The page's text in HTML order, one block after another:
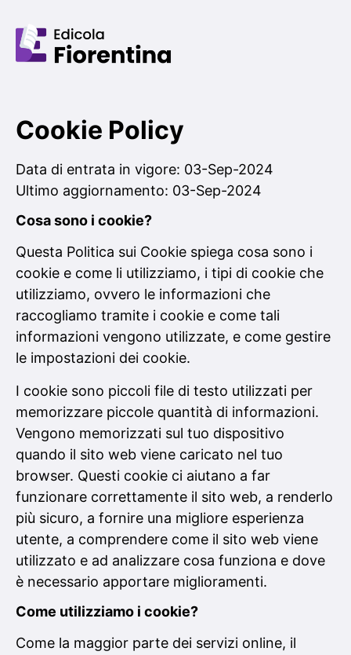
Cookie Policy
Data di entrata in vigore: 03-Sep-2024
Ultimo aggiornamento: 03-Sep-2024
Cosa sono i cookie?
Questa Politica sui Cookie spiega cosa sono i
cookie e come li utilizziamo, i tipi di cookie che
utilizziamo, ovvero le informazioni che
raccogliamo tramite i cookie e come tali
informazioni vengono utilizzate, e come gestire
le impostazioni dei cookie.
I cookie sono piccoli file di testo utilizzati per
memorizzare piccole quantità di informazioni.
Vengono memorizzati sul tuo dispositivo
quando il sito web viene caricato nel tuo
browser. Questi cookie ci aiutano a far
funzionare correttamente il sito web, a renderlo
più sicuro, a fornire una migliore esperienza
utente, a comprendere come il sito web viene
utilizzato e ad analizzare cosa funziona e dove
è necessario apportare miglioramenti.
Come utilizziamo i cookie?
Come la maggior parte dei servizi online, il